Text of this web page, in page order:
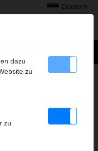
Deutsch
REMS Power-Press
dazu
zu
zu